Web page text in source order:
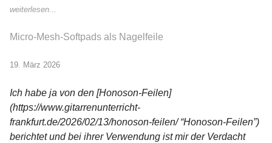
weiterlesen...
Micro-Mesh-Softpads als Nagelfeile
19. März 2026
Ich habe ja von den [Honoson-Feilen]
(https://www.gitarrenunterricht-
frankfurt.de/2026/02/13/honoson-feilen/ “Honoson-Feilen”)
berichtet und bei ihrer Verwendung ist mir der Verdacht